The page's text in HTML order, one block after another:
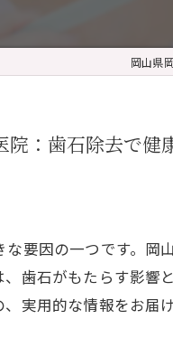
岡山県
院：歯石除去で健
要因の一つです。
歯石がもたらす影
実用的な情報をお届け